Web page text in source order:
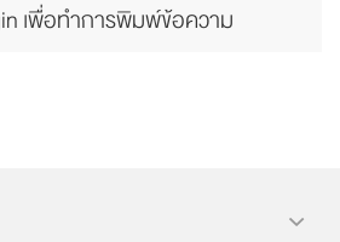
เพื่อทำการพิมพ์ข้อความ